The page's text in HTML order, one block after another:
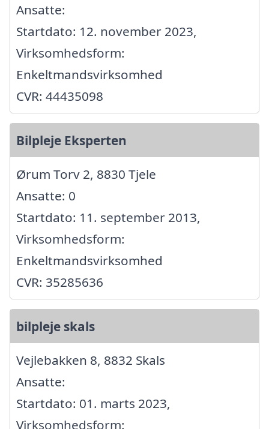
Ansatte:
Startdato: 12. november 2023,
Virksomhedsform:
Enkeltmandsvirksomhed
CVR: 44435098
Bilpleje Eksperten
Ørum Torv 2, 8830 Tjele
Ansatte: 0
Startdato: 11. september 2013,
Virksomhedsform:
Enkeltmandsvirksomhed
CVR: 35285636
bilpleje skals
Vejlebakken 8, 8832 Skals
Ansatte:
Startdato: 01. marts 2023,
Virksomhedsform: